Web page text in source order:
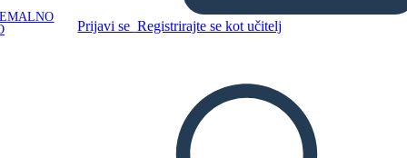
Prijavi se Registrirajte se kot učitelj